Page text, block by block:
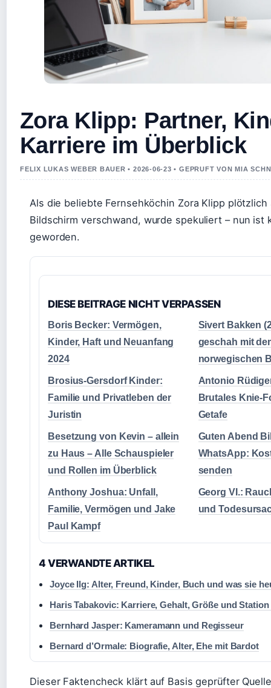
Zora Klipp: Partner,
Karriere im Überblick
FELIX LUKAS WEBER BAUER • 2026-06-23 • GEPRUFT VON MIA
Als die beliebte Fernsehköchin Zora Klipp plötzlich
Bildschirm verschwand, wurde spekuliert – nun ist
geworden.
DIESE BEITRAGE NICHT VERPASSEN
Boris Becker: Vermögen,
Kinder, Haft und Neuanfang
2024
Sivert Bakken
geschah mit
norwegischen
Brosius-Gersdorf Kinder:
Familie und Privatleben der
Juristin
Antonio
Brutales Knie-
Getafe
Besetzung von Kevin – allein
zu Haus – Alle Schauspieler
und Rollen im Überblick
Guten Abend
WhatsApp:
senden
Anthony Joshua: Unfall,
Familie, Vermögen und Jake
Paul Kampf
Georg VI.:
und
4 VERWANDTE ARTIKEL
Joyce Ilg: Alter, Freund, Kinder, Buch und was sie
Haris Tabakovic: Karriere, Gehalt, Größe und Station
Bernhard Jasper: Kameramann und Regisseur
Bernard d’Ormale: Biografie, Alter, Ehe mit Bardot
Dieser Faktencheck klärt auf Basis geprüfter